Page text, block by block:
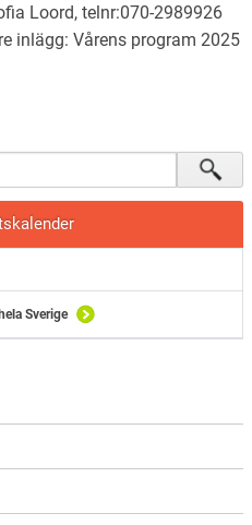
Loord, telnr:070-2989926
inlägg: Vårens program 2025
Sverige